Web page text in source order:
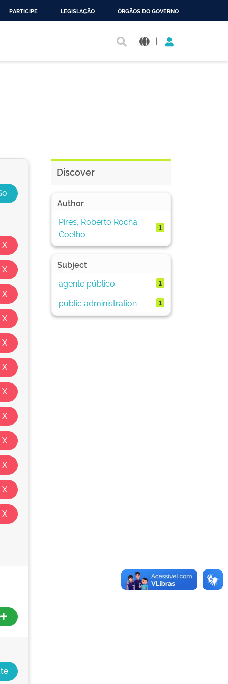
PARTICIPE LEGISLAÇÃO ÓRGÃOS DO GOVERNO
|
Discover
Author
Pires, Roberto Rocha
Coelho
1
Subject
agente público
1
public administration 1